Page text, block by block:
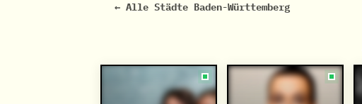
← Alle Städte Baden-Württemberg